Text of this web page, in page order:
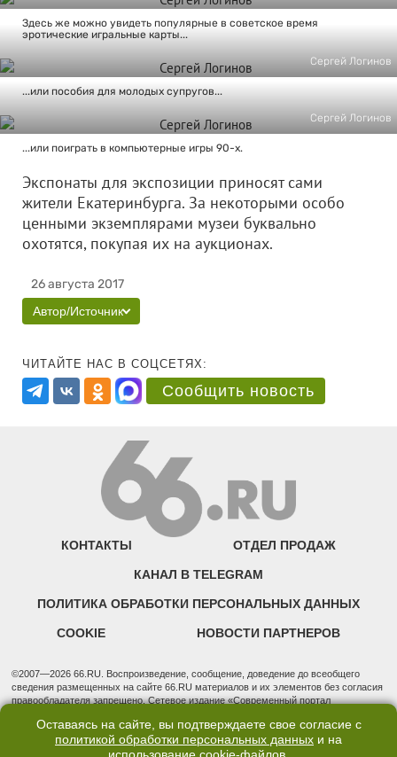
Здесь же можно увидеть популярные в советское время
эротические игральные карты...
Сергей Логинов
...или пособия для молодых супругов...
Сергей Логинов
...или поиграть в компьютерные игры 90-х.
Экспонаты для экспозиции приносят сами
жители Екатеринбурга. За некоторыми особо
ценными экземплярами музеи буквально
охотятся, покупая их на аукционах.
26 августа 2017
Автор/Источник
ЧИТАЙТЕ НАС В СОЦСЕТЯХ:
Сообщить новость
КОНТАКТЫ ОТДЕЛ ПРОДАЖ
КАНАЛ В TELEGRAM
ПОЛИТИКА ОБРАБОТКИ ПЕРСОНАЛЬНЫХ ДАННЫХ
COOKIE НОВОСТИ ПАРТНЕРОВ
©2007—2026 66.RU. Воспроизведение, сообщение, доведение до всеобщего
сведения размещенных на сайте 66.RU материалов и их элементов без согласия
правообладателя запрещено. Сетевое издание «Современный портал
надзору в сфере связи, информационных технологий и массовых коммуникаций
(Роскомнадзор). Регистрационный номер ЭЛ № ФС 77 - 76634 от 02.09.2019
Учредитель: Общество с ограниченной ответственностью "66.ру". Юридический
Оставаясь на сайте, вы подтверждаете свое согласие с
политикой обработки персональных данных и на